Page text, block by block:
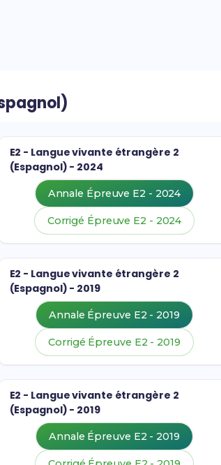
E2 - Langue vivante étrangère 2
(Espagnol) - 2024
Annale Épreuve E2 - 2024
Corrigé Épreuve E2 - 2024
E2 - Langue vivante étrangère 2
(Espagnol) - 2019
Annale Épreuve E2 - 2019
Corrigé Épreuve E2 - 2019
E2 - Langue vivante étrangère 2
(Espagnol) - 2019
Annale Épreuve E2 - 2019